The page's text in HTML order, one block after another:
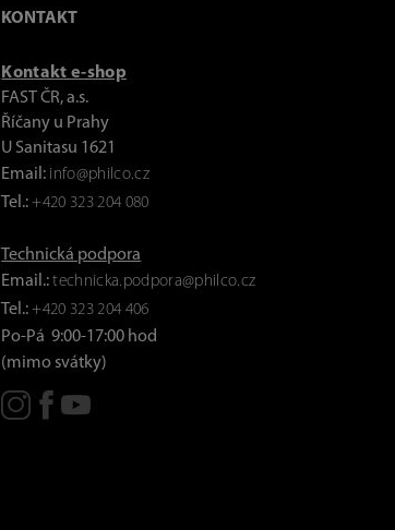
KONTAKT
Kontakt e-shop
FAST ČR, a.s.
Říčany u Prahy
U Sanitasu 1621
Email: info@philco.cz
Tel.:+420 323 204 080
Technická podpora
Email.:technicka.podpora@philco.cz
Tel.:+420 323 204 406
Po-Pá 9:00-17:00 hod
(mimo svátky)